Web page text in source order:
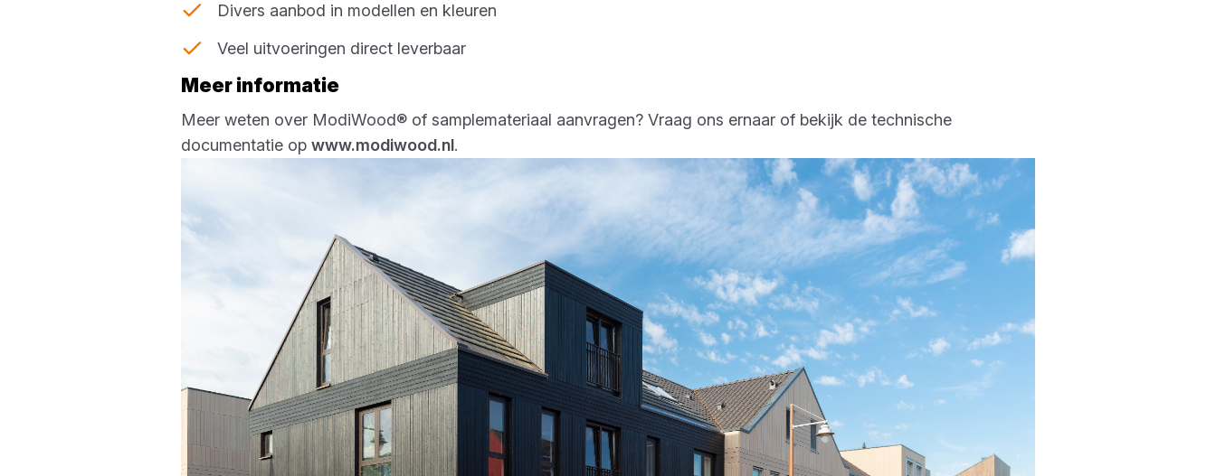
Divers aanbod in modellen en kleuren
Veel uitvoeringen direct leverbaar
Meer informatie
Meer weten over ModiWood® of samplemateriaal aanvragen? Vraag ons ernaar of bekijk de technische
documentatie op www.modiwood.nl.